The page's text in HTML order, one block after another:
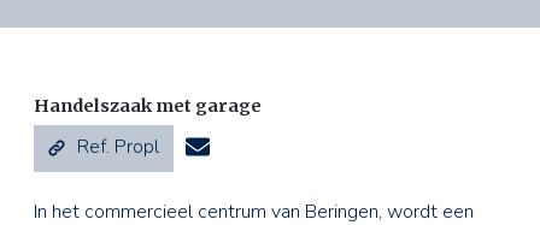
Handelszaak met garage
Ref. Propl
In het commercieel centrum van Beringen, wordt een